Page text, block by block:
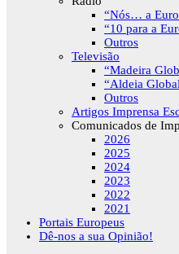
“Nós… a
“10 para a
Outros
Televisão
“Madeira
“Aldeia
Outros
Artigos Imprensa
Comunicados de
2026
2025
2024
2023
2022
2021
Portais Europeus
Dê-nos a sua Opinião!